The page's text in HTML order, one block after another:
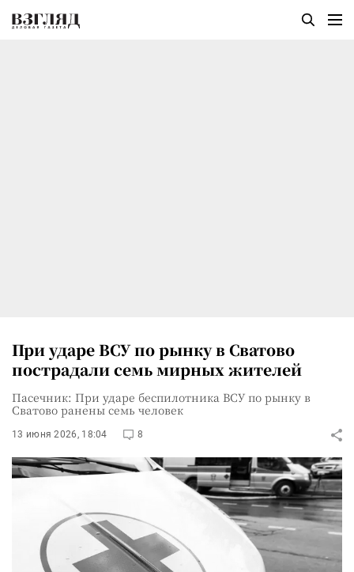
При ударе ВСУ по рынку в Сватово
пострадали семь мирных жителей
Пасечник: При ударе беспилотника ВСУ по рынку в
Сватово ранены семь человек
13 июня 2026, 18:04 8